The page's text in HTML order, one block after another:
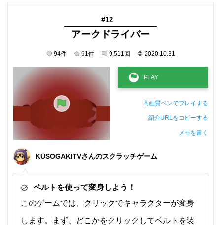
#12
アークドライバー
94件 91件 9,511 回 © 2020.10.31
高画質ペンでプレイする
紹介URLをコピーする
メモを書く
KUSOGAKITVさんのスクラッチゲーム
ベルトを使って変身しよう！
このゲームでは、クリックでキャラクターが変身
します。まず、どこかをクリックしてベルトを装